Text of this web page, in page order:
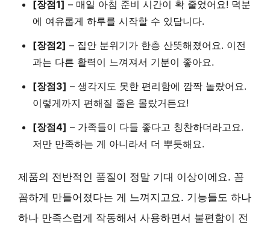
[장점1] – 매일 아침 준비 시간이 확 줄었어요! 덕분
에 여유롭게 하루를 시작할 수 있답니다.
[장점2] – 집안 분위기가 한층 산뜻해졌어요. 이전
과는 다른 활력이 느껴져서 기분이 좋아요.
[장점3] – 생각지도 못한 편리함에 깜짝 놀랐어요.
이렇게까지 편해질 줄은 몰랐거든요!
[장점4] – 가족들이 다들 좋다고 칭찬하더라고요.
저만 만족하는 게 아니라서 더 뿌듯해요.
제품의 전반적인 품질이 정말 기대 이상이에요. 꼼
꼼하게 만들어졌다는 게 느껴지고요. 기능들도 하나
하나 만족스럽게 작동해서 사용하면서 불편함이 전